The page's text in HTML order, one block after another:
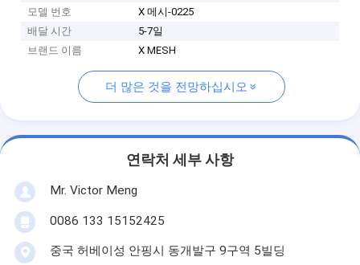
모델 번호
X 메시-0225
배달 시간
5-7일
브랜드 이름
X MESH
더 많은 것을 전망하십시오
연락처 세부 사항
Mr. Victor Meng
0086 133 15152425
중국 허베이성 안핑시 동개발구 9구역 5빌딩